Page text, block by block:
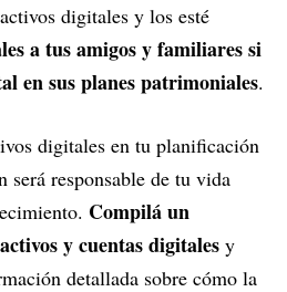
digitales y los esté
a tus amigos y familiares si
en sus planes patrimoniales.
digitales en tu planificación
responsable de tu vida
Compilá un
y cuentas digitales y
detallada sobre cómo la